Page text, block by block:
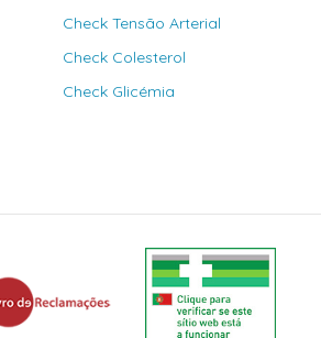
Check Tensão Arterial
Check Colesterol
Check Glicémia